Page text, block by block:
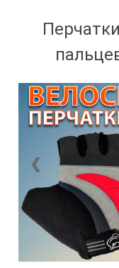
❮